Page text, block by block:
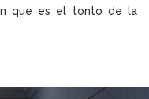
que es el tonto de la